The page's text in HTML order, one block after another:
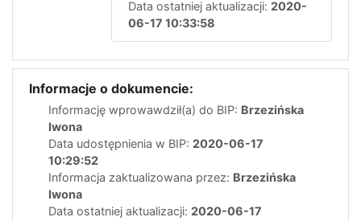
Data ostatniej aktualizacji: 2020-
06-17 10:33:58
Informacje o dokumencie:
Informację wprowawdził(a) do BIP: Brzezińska
Iwona
Data udostępnienia w BIP: 2020-06-17
10:29:52
Informacja zaktualizowana przez: Brzezińska
Iwona
Data ostatniej aktualizacji: 2020-06-17